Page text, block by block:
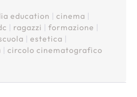
education cinema
ragazzi formazione
estetica
circolo cinematografico